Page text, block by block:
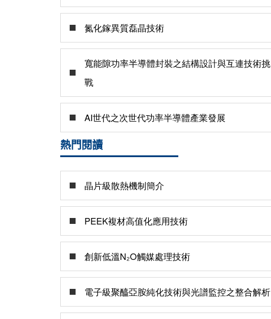
氮化鎵異質磊晶技術
寬能隙功率半導體封裝之結構設計與互連技術挑
戰
AI世代之次世代功率半導體產業發展
熱門閱讀
晶片級散熱機制簡介
PEEK複材高值化應用技術
創新低溫N₂O觸媒處理技術
電子級聚醯亞胺純化技術與光譜監控之整合解析